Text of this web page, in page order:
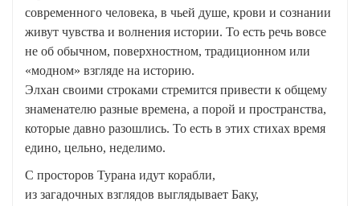
современного человека, в чьей душе, крови и сознании
живут чувства и волнения истории. То есть речь вовсе
не об обычном, поверхностном, традиционном или
«модном» взгляде на историю.
Элхан своими строками стремится привести к общему
знаменателю разные времена, а порой и пространства,
которые давно разошлись. То есть в этих стихах время
едино, цельно, неделимо.
С просторов Турана идут корабли,
из загадочных взглядов выглядывает Баку,